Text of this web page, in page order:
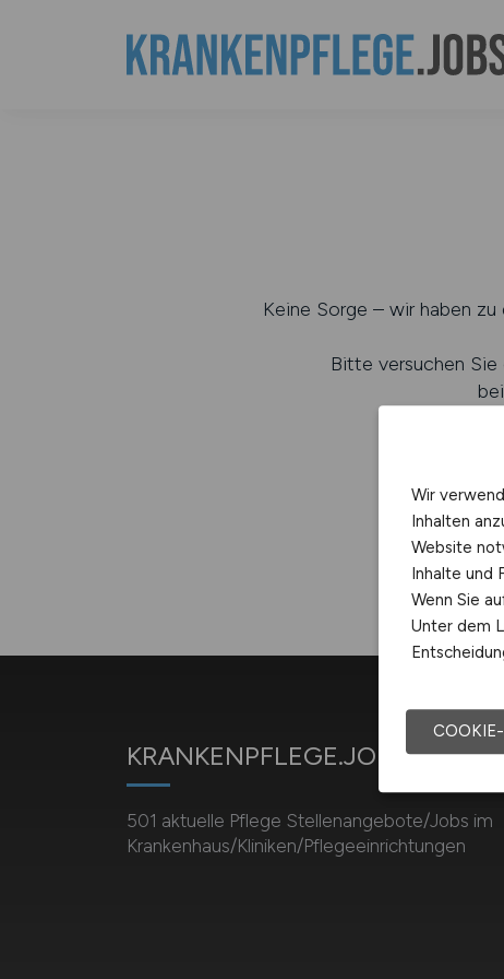
Keine Sorge – wir haben
Bitte versuchen
KRANKENPFLEGE.JOBS
501 aktuelle Pflege Stellenangebote/Jobs im
Krankenhaus/Kliniken/Pflegeeinrichtungen
Wir
Inhalten
Website
Inhalte und
Wenn Sie
Unter dem